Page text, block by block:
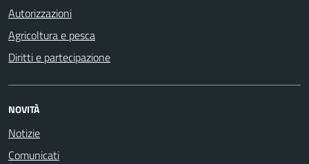
Autorizzazioni
Agricoltura e pesca
Diritti e partecipazione
NOVITÀ
Notizie
Comunicati